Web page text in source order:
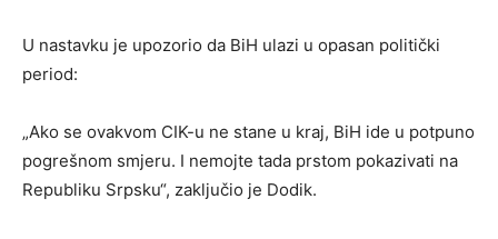
U nastavku je upozorio da BiH ulazi u opasan politički
period:
„Ako se ovakvom CIK-u ne stane u kraj, BiH ide u potpuno
pogrešnom smjeru. I nemojte tada prstom pokazivati na
Republiku Srpsku“, zaključio je Dodik.